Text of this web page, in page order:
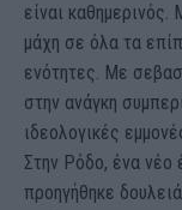
είναι καθημερινός.
μάχη σε όλα τα
ενότητες. Με
στην ανάγκη
ιδεολογικές
Στην Ρόδο, ένα νέο
προηγήθηκε δουλειά